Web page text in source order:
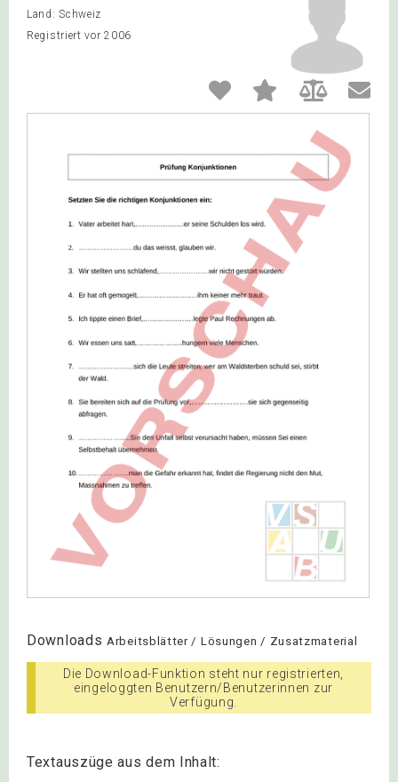
Land: Schweiz
Registriert vor 2006
Downloads Arbeitsblätter / Lösungen / Zusatzmaterial
Die Download-Funktion steht nur registrierten,
eingeloggten Benutzern/Benutzerinnen zur
Verfügung.
Textauszüge aus dem Inhalt: